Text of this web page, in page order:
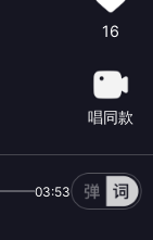
16
唱同款
03:53